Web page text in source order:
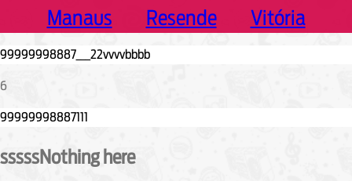
Manaus
Resende Vitória
6
sssssNothing here